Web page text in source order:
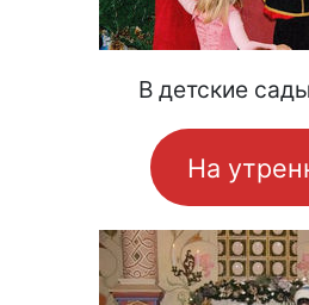
В детские
На